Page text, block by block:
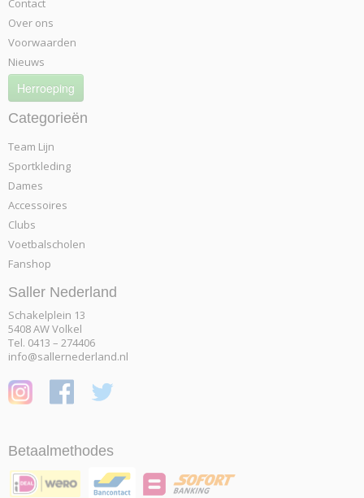
Contact
Over ons
Voorwaarden
Nieuws
Herroeping
Categorieën
Team Lijn
Sportkleding
Dames
Accessoires
Clubs
Voetbalscholen
Fanshop
Saller Nederland
Schakelplein 13
5408 AW Volkel
Tel. 0413 – 274406
info@sallernederland.nl
Betaalmethodes